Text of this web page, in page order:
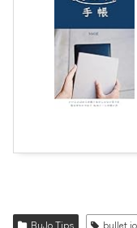
BuJo Tips bullet